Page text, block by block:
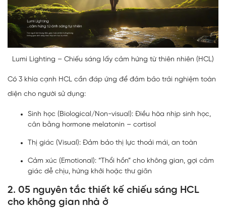
Lumi Lighting – Chiếu sáng lấy cảm hứng từ thiên nhiên (HCL)
Có 3 khía cạnh HCL cần đáp ứng để đảm bảo trải nghiệm toàn
diện cho người sử dụng:
Sinh học (Biological/Non-visual): Điều hòa nhịp sinh học,
cân bằng hormone melatonin – cortisol
Thị giác (Visual): Đảm bảo thị lực thoải mái, an toàn
Cảm xúc (Emotional): “Thổi hồn” cho không gian, gợi cảm
giác dễ chịu, hứng khởi hoặc thư giãn
2. 05 nguyên tắc thiết kế chiếu sáng HCL
cho không gian nhà ở